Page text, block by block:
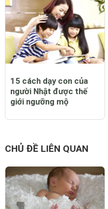
nào cho thật hiệu quả?
giới ngưỡng mộ
CHỦ ĐỀ LIÊN QUAN